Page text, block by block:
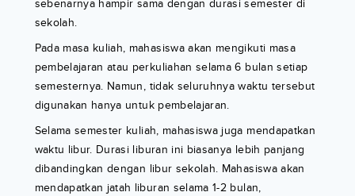
sebenarnya hampir sama dengan durasi semester di
sekolah.
Pada masa kuliah, mahasiswa akan mengikuti masa
pembelajaran atau perkuliahan selama 6 bulan setiap
semesternya. Namun, tidak seluruhnya waktu tersebut
digunakan hanya untuk pembelajaran.
Selama semester kuliah, mahasiswa juga mendapatkan
waktu libur. Durasi liburan ini biasanya lebih panjang
dibandingkan dengan libur sekolah. Mahasiswa akan
mendapatkan jatah liburan selama 1-2 bulan,